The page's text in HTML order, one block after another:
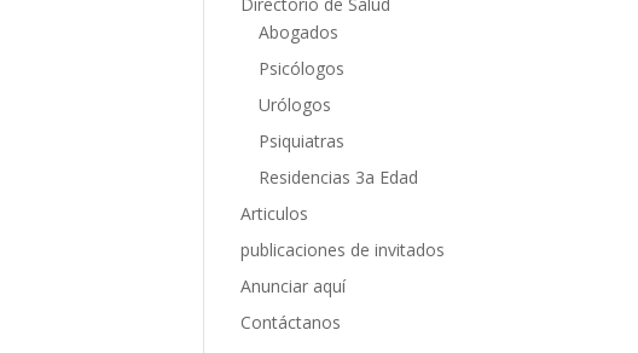
Abogados
Psicólogos
Urólogos
Psiquiatras
Residencias 3a Edad
Articulos
publicaciones de invitados
Anunciar aquí
Contáctanos